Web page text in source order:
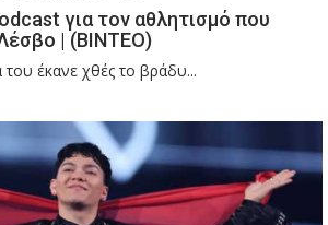
για τον αθλητισμό που
| (ΒΙΝΤΕΟ)
του έκανε χθές το βράδυ...